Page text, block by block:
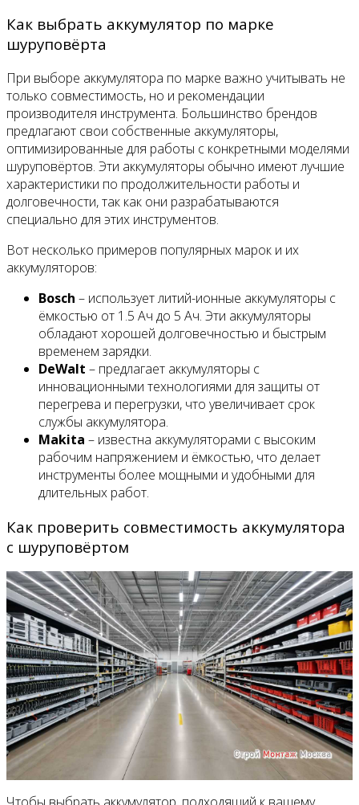
Как выбрать аккумулятор по марке
шуруповёрта
При выборе аккумулятора по марке важно учитывать не
только совместимость, но и рекомендации
производителя инструмента. Большинство брендов
предлагают свои собственные аккумуляторы,
оптимизированные для работы с конкретными моделями
шуруповёртов. Эти аккумуляторы обычно имеют лучшие
характеристики по продолжительности работы и
долговечности, так как они разрабатываются
специально для этих инструментов.
Вот несколько примеров популярных марок и их
аккумуляторов:
Bosch – использует литий-ионные аккумуляторы с
ёмкостью от 1.5 Ач до 5 Ач. Эти аккумуляторы
обладают хорошей долговечностью и быстрым
временем зарядки.
DeWalt – предлагает аккумуляторы с
инновационными технологиями для защиты от
перегрева и перегрузки, что увеличивает срок
службы аккумулятора.
Makita – известна аккумуляторами с высоким
рабочим напряжением и ёмкостью, что делает
инструменты более мощными и удобными для
длительных работ.
Как проверить совместимость аккумулятора
с шуруповёртом
Чтобы выбрать аккумулятор, подходящий к вашему